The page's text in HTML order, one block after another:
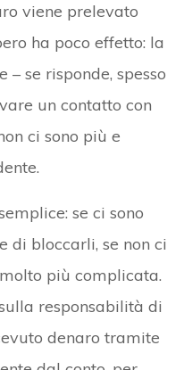
viene prelevato
ha poco effetto: la
se risponde, spesso
un contatto con
ci sono più e
se ci sono
di bloccarli, se non ci
più complicata.
responsabilità di
denaro tramite